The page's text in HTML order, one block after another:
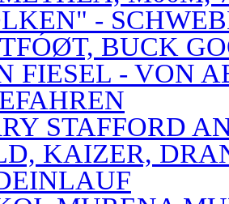
-
BUCK
FIESEL - VON
STAFFORD
KAIZER,